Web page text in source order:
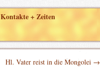
Kontakte + Zeiten
Hl. Vater reist in die Mongolei →